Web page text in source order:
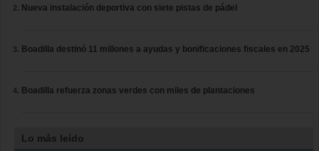
Nueva instalación deportiva con siete pistas de pádel
Boadilla destinó 11 millones a ayudas y bonificaciones fiscales en 2025
Boadilla refuerza zonas verdes con miles de plantaciones
Lo más leído